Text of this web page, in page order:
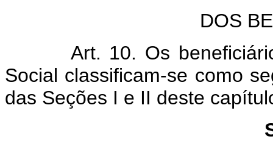
DOS
Art. 10. Os beneficiários
Social classificam-se como
das Seções I e II deste